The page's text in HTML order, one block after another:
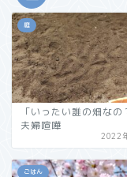
庭
「いったい誰の畑なの
夫婦喧嘩
2022
ごはん